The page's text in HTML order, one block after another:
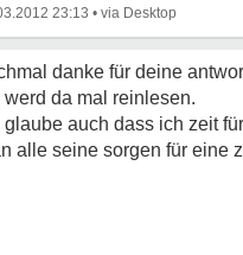
23:13 •
danke für deine
werd da mal reinlesen.
glaube auch dass ich zeit
alle seine sorgen für eine